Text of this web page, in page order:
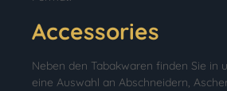
Accessories
Neben den Tabakwaren finden Sie in
eine Auswahl an Abschneidern,